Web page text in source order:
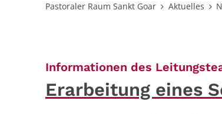
Pastoraler Raum Sankt Goar Aktuelles
Informationen des
Erarbeitung eines